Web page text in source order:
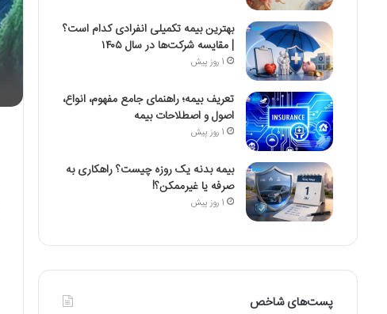
بهترین بیمه تکمیلی انفرادی کدام است؟
| مقایسه شرکت‌ها در سال ۱۴۰۵
1 روز پیش
تعریف بیمه؛ راهنمای جامع مفهوم، انواع،
اصول و اصطلاحات بیمه
1 روز پیش
بیمه بدنه یک روزه چیست؟ راهکاری به
صرفه یا غیرممکن؟!
1 روز پیش
پست‌های شاخص